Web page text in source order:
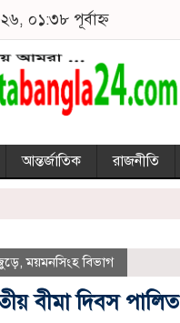
০১:৩৮ পূর্বাহ্ন
আন্তর্জাতিক রাজনীতি
,ময়মনসিংহ বিভাগ
বীমা দিবস পালিত